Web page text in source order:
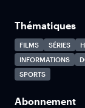
Thématiques
FILMS SÉRIES
INFORMATIONS
SPORTS
Abonnement